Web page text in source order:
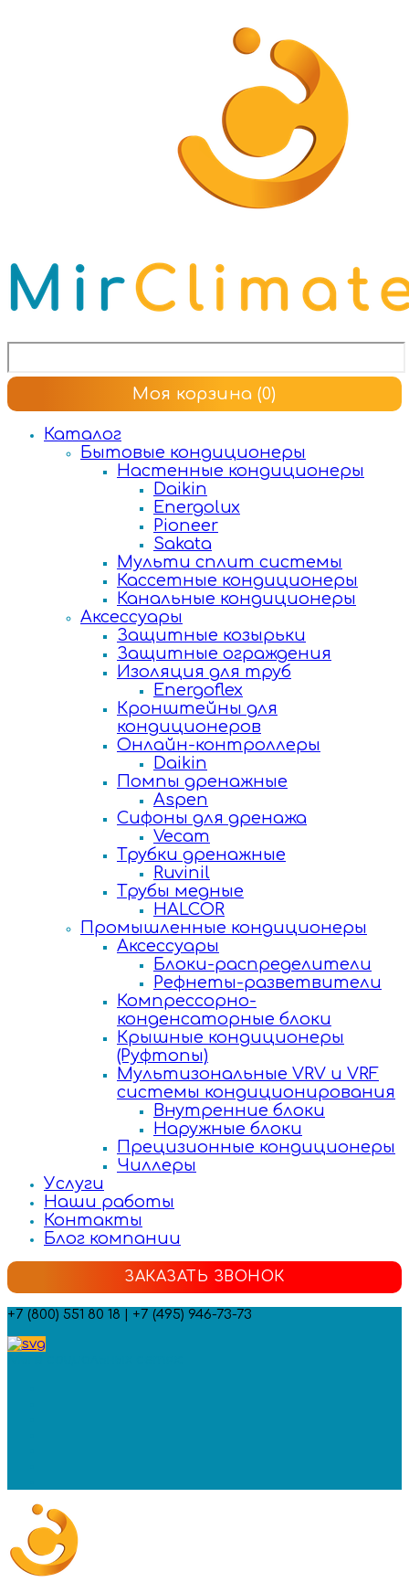
Моя корзина (0)
Каталог
Бытовые кондиционеры
Настенные кондиционеры
Daikin
Energolux
Pioneer
Sakata
Мульти сплит системы
Кассетные кондиционеры
Канальные кондиционеры
Аксессуары
Защитные козырьки
Защитные ограждения
Изоляция для труб
Energoflex
Кронштейны для
кондиционеров
Онлайн-контроллеры
Daikin
Помпы дренажные
Aspen
Сифоны для дренажа
Vecam
Трубки дренажные
Ruvinil
Трубы медные
HALCOR
Промышленные кондиционеры
Аксессуары
Блоки-распределители
Рефнеты-разветвители
Компрессорно-
конденсаторные блоки
Крышные кондиционеры
(Руфтопы)
Мультизональные VRV и VRF
системы кондиционирования
Внутренние блоки
Наружные блоки
Прецизионные кондиционеры
Чиллеры
Услуги
Наши работы
Контакты
Блог компании
ЗАКАЗАТЬ ЗВОНОК
+7 (800) 551 80 18 | +7 (495) 946-73-73